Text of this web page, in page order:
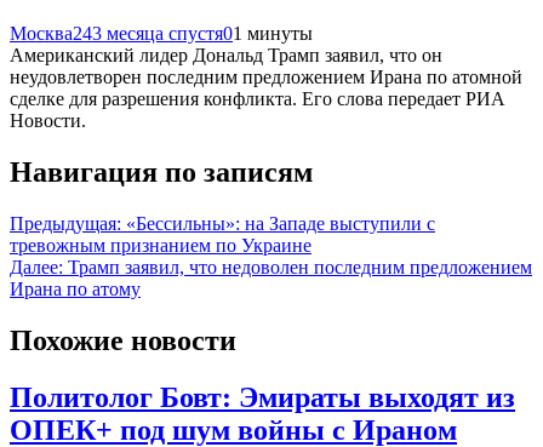
Москва243 месяца спустя01 минуты
Американский лидер Дональд Трамп заявил, что он
неудовлетворен последним предложением Ирана по атомной
сделке для разрешения конфликта. Его слова передает РИА
Новости.
Навигация по записям
Предыдущая: «Бессильны»: на Западе выступили с
тревожным признанием по Украине
Далее: Трамп заявил, что недоволен последним предложением
Ирана по атому
Похожие новости
Политолог Бовт: Эмираты выходят из
ОПЕК+ под шум войны с Ираном